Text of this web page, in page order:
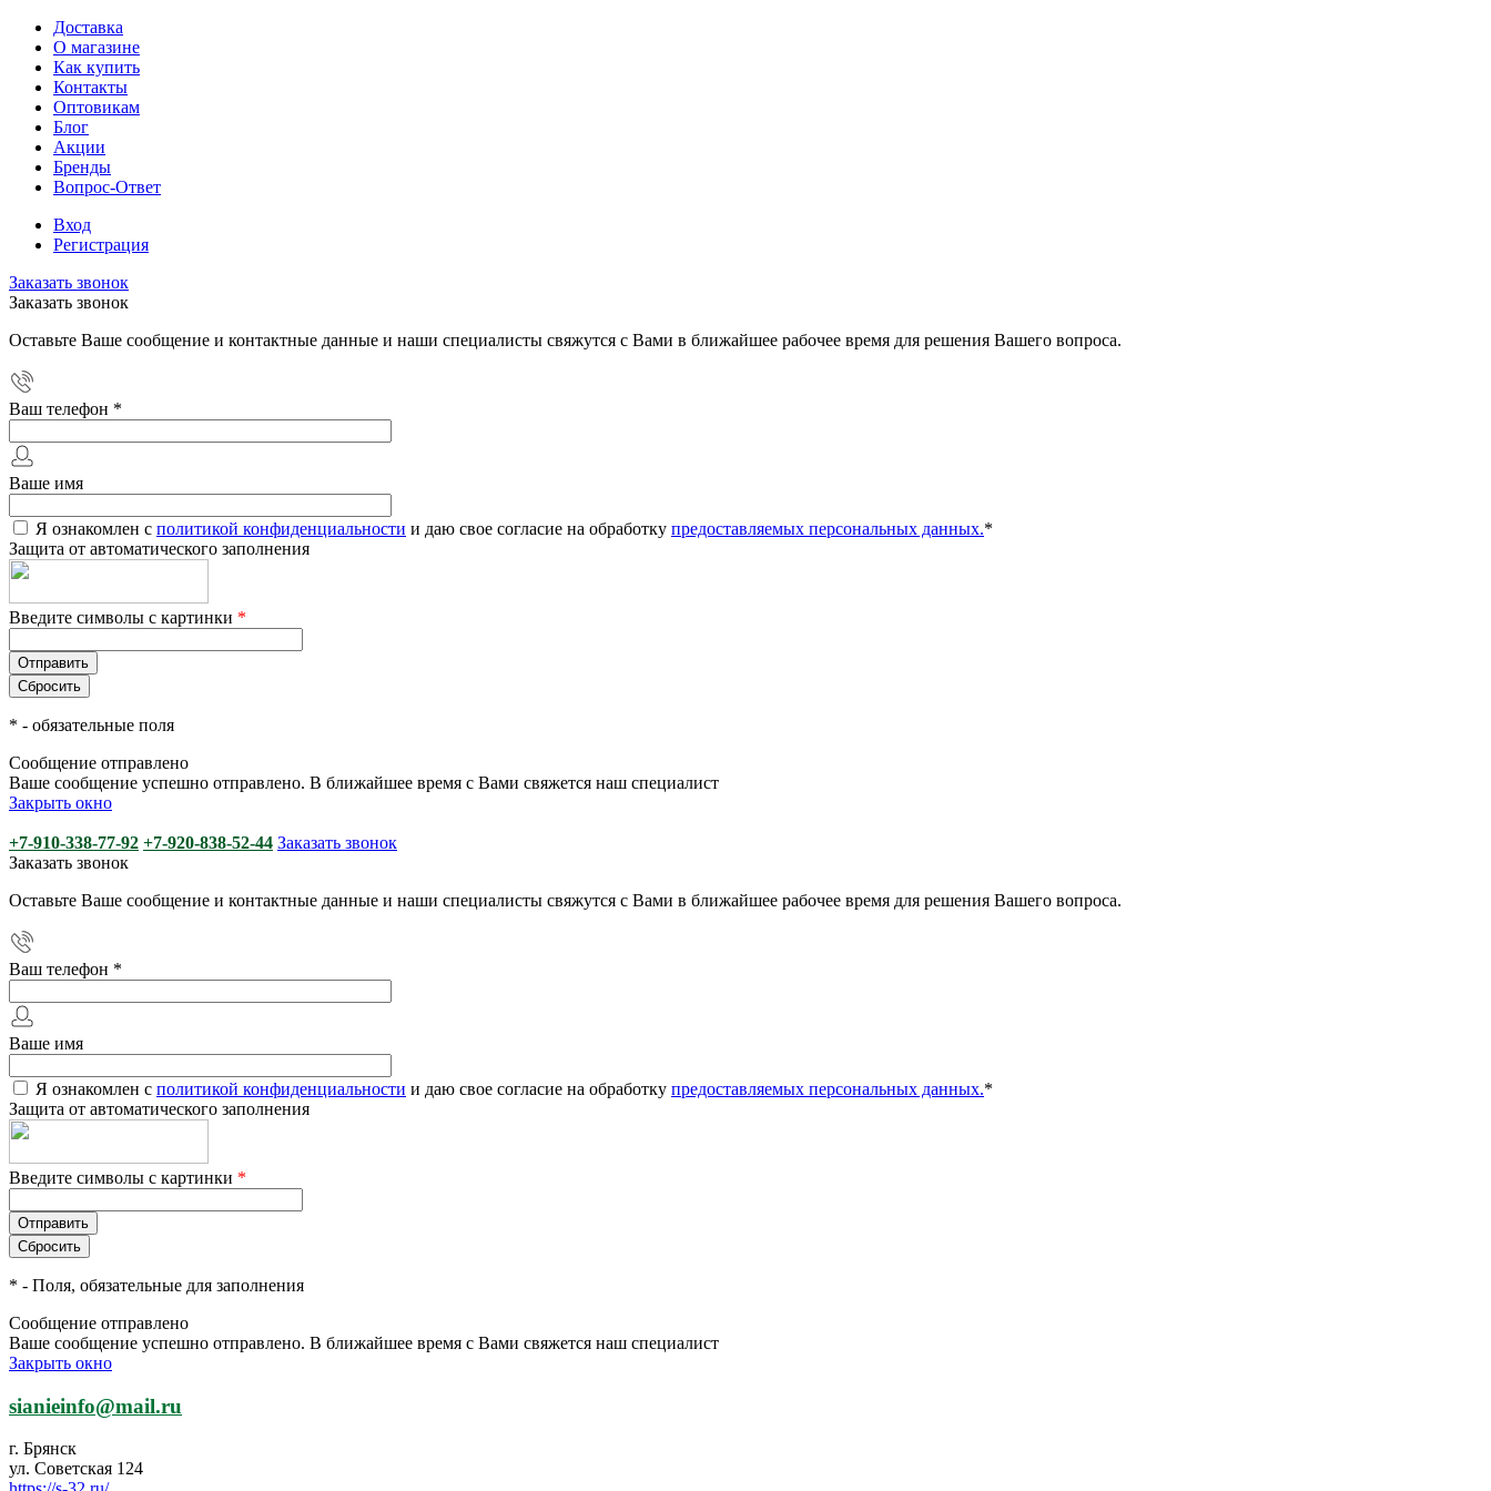
Доставка
О магазине
Как купить
Контакты
Оптовикам
Блог
Акции
Бренды
Вопрос-Ответ
Вход
Регистрация
Заказать звонок
Заказать звонок
Оставьте Ваше сообщение и контактные данные и наши специалисты свяжутся с Вами в ближайшее рабочее время для решения Вашего вопроса.
Ваш телефон *
Ваше имя
Я ознакомлен с политикой конфиденциальности и даю свое согласие на обработку предоставляемых персональных данных.*
Защита от автоматического заполнения
Введите символы с картинки *
* - обязательные поля
Сообщение отправлено
Ваше сообщение успешно отправлено. В ближайшее время с Вами свяжется наш специалист
Закрыть окно
+7-910-338-77-92 +7-920-838-52-44 Заказать звонок
Заказать звонок
Оставьте Ваше сообщение и контактные данные и наши специалисты свяжутся с Вами в ближайшее рабочее время для решения Вашего вопроса.
Ваш телефон *
Ваше имя
Я ознакомлен с политикой конфиденциальности и даю свое согласие на обработку предоставляемых персональных данных.*
Защита от автоматического заполнения
Введите символы с картинки *
* - Поля, обязательные для заполнения
Сообщение отправлено
Ваше сообщение успешно отправлено. В ближайшее время с Вами свяжется наш специалист
Закрыть окно
sianieinfo@mail.ru
г. Брянск
ул. Советская 124